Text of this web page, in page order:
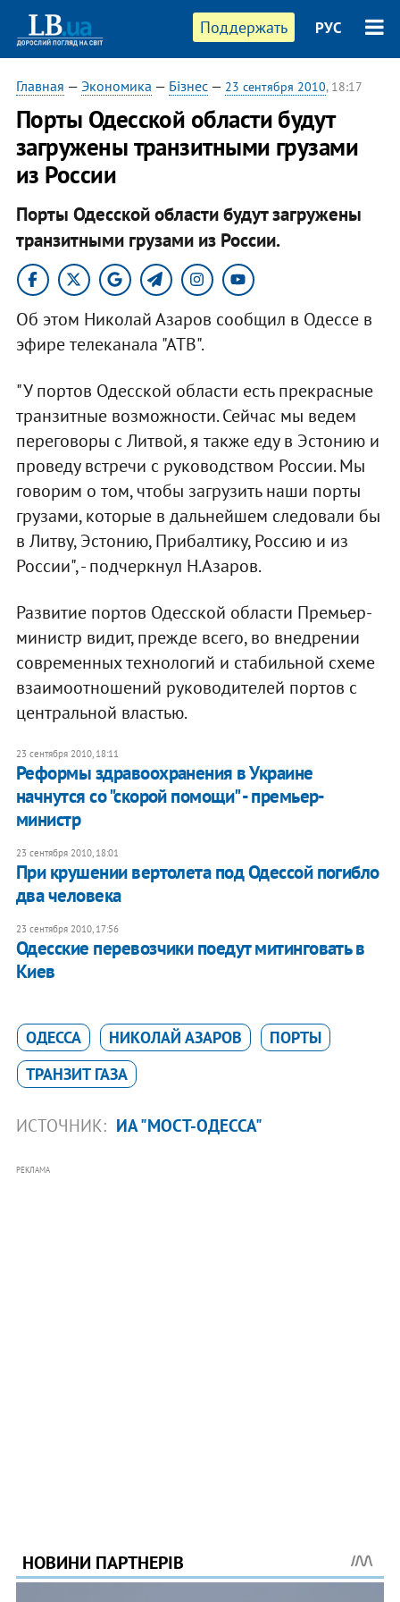
Поддержать РУС
Главная — Экономика — Бізнес— 23 сентября 2010, 18:17
Порты Одесской области будут
загружены транзитными грузами
из России
Порты Одесской области будут загружены
транзитными грузами из России.
Об этом Николай Азаров сообщил в Одессе в
эфире телеканала "АТВ".
"У портов Одесской области есть прекрасные
транзитные возможности. Сейчас мы ведем
переговоры с Литвой, я также еду в Эстонию и
проведу встречи с руководством России. Мы
говорим о том, чтобы загрузить наши порты
грузами, которые в дальнейшем следовали бы
в Литву, Эстонию, Прибалтику, Россию и из
России", - подчеркнул Н.Азаров.
Развитие портов Одесской области Премьер-
министр видит, прежде всего, во внедрении
современных технологий и стабильной схеме
взаимоотношений руководителей портов с
центральной властью.
23 сентября 2010, 18:11
Реформы здравоохранения в Украине
начнутся со "скорой помощи" - премьер-
министр
23 сентября 2010, 18:01
При крушении вертолета под Одессой погибло
два человека
23 сентября 2010, 17:56
Одесские перевозчики поедут митинговать в
Киев
ОДЕССА НИКОЛАЙ АЗАРОВ
ПОРТЫ
ТРАНЗИТ ГАЗА
ИСТОЧНИК: ИА "МОСТ-ОДЕССА"
РЕКЛАМА